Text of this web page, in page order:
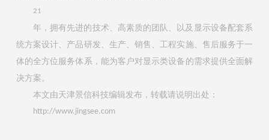
21
年，拥有先进的技术、高素质的团队、以及显示设备配套系
统方案设计、产品研发、生产、销售、工程实施、售后服务于一
体的全方位服务体系，能为客户对显示类设备的需求提供全面解
决方案。
本文由天津景信科技编辑发布，转载请说明出处：
http://www.jingsee.com